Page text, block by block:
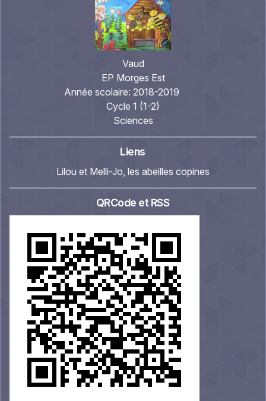
Vaud
EP Morges Est
Année scolaire: 2018-2019
Cycle 1 (1-2)
Sciences
Liens
Lilou et Melli-Jo, les abeilles copines
QRCode et RSS